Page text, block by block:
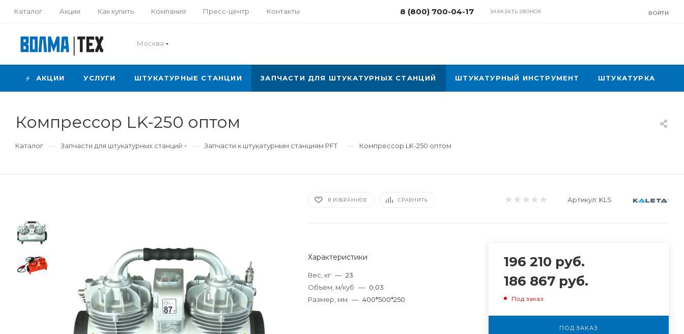
Каталог Акции Как купить Компания Пресс-центр Контакты 8 (800) 700-04-17 ЗАКАЗАТЬ ЗВОНОК ВОЙТИ
Москва
АКЦИИ УСЛУГИ ШТУКАТУРНЫЕ СТАНЦИИ ЗАПЧАСТИ ДЛЯ ШТУКАТУРНЫХ СТАНЦИЙ ШТУКАТУРНЫЙ ИНСТРУМЕНТ ШТУКАТУРКА
Компрессор LK-250 оптом
Каталог — Запчасти для штукатурных станций — Запчасти к штукатурным станциям PFT — Компрессор LK-250 оптом
В ИЗБРАННОЕ СРАВНИТЬ Артикул: KLS
Характеристики
Вес, кг — 23
Объем, м/куб — 0,03
Размер, мм — 400*500*250
196 210 руб.
186 867руб.
Под заказ
ПОД ЗАКАЗ